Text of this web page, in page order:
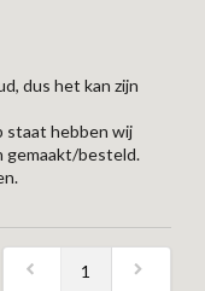
dus het kan zijn
staat hebben wij
gemaakt/besteld.
1